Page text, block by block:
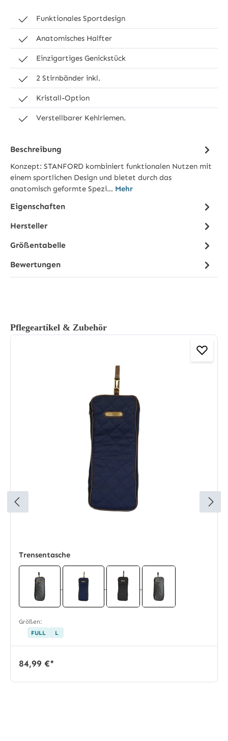
Funktionales Sportdesign
Anatomisches Halfter
Einzigartiges Genickstück
2 Stirnbänder inkl.
Kristall-Option
Verstellbarer Kehlriemen.
Beschreibung
Konzept: STANFORD kombiniert funktionalen Nutzen mit
einem sportlichen Design und bietet durch das
anatomisch geformte Spezi… Mehr
Eigenschaften
Hersteller
Größentabelle
Bewertungen
Produktgalerie überspringen
Pflegeartikel & Zubehör
Trensentasche
Größen:
FULL
L
84,99 €*